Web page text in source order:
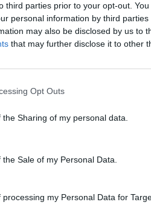
third parties prior to your opt-out.
personal information by third parties
may also be disclosed by us to
that may further disclose it to other
Opt Outs
Sharing of my personal data.
Sale of my Personal Data.
my Personal Data for